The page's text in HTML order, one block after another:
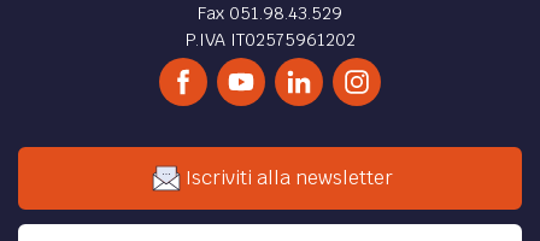
Fax 051.98.43.529
P.IVA IT02575961202
Iscriviti alla newsletter